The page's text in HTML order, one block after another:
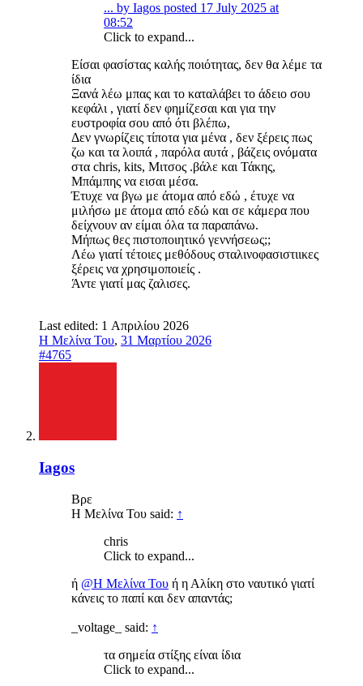
... by Iagos posted 17 July 2025 at
08:52
Click to expand...
Είσαι φασίστας καλής ποιότητας, δεν θα λέμε τα
ίδια
Ξανά λέω μπας και το καταλάβει το άδειο σου
κεφάλι , γιατί δεν φημίζεσαι και για την
ευστροφία σου από ότι βλέπω,
Δεν γνωρίζεις τίποτα για μένα , δεν ξέρεις πως
ζω και τα λοιπά , παρόλα αυτά , βάζεις ονόματα
στα chris, kits, Μιτσος .βάλε και Τάκης,
Μπάμπης να εισαι μέσα.
Έτυχε να βγω με άτομα από εδώ , έτυχε να
μιλήσω με άτομα από εδώ και σε κάμερα που
δείχνουν αν είμαι όλα τα παραπάνω.
Μήπως θες πιστοποιητικό γεννήσεως;;
Λέω γιατί τέτοιες μεθόδους σταλινοφασιστιικες
ξέρεις να χρησιμοποιείς .
Άντε γιατί μας ζαλισες.
Last edited: 1 Απριλίου 2026
Η Μελίνα Του, 31 Μαρτίου 2026
#4765
Iagos
Βρε
Η Μελίνα Του said: ↑
chris
Click to expand...
ή @Η Μελίνα Του ή η Αλίκη στο ναυτικό γιατί
κάνεις το παπί και δεν απαντάς;
_voltage_ said: ↑
τα σημεία στίξης είναι ίδια
Click to expand...